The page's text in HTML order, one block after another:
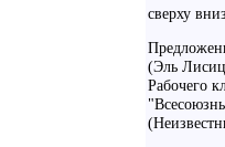
сверху
(Эль
Рабочего